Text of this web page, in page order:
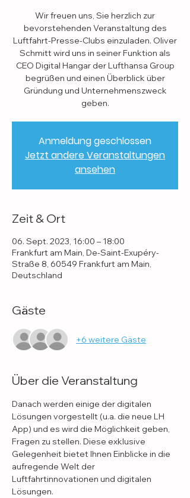
Wir freuen uns, Sie herzlich zur
bevorstehenden Veranstaltung des
Luftfahrt-Presse-Clubs einzuladen. Oliver
Schmitt wird uns in seiner Funktion als
CEO Digital Hangar der Lufthansa Group
begrüßen und einen Überblick über
Gründung und Unternehmenszweck
geben.
Anmeldung geschlossen
Jetzt andere Veranstaltungen
ansehen
Zeit & Ort
06. Sept. 2023, 16:00 – 18:00
Frankfurt am Main, De-Saint-Exupéry-
Straße 8, 60549 Frankfurt am Main,
Deutschland
Gäste
+6 weitere Gäste
Über die Veranstaltung
Danach werden einige der digitalen
Lösungen vorgestellt (u.a. die neue LH
App) und es wird die Möglichkeit geben,
Fragen zu stellen. Diese exklusive
Gelegenheit bietet Ihnen Einblicke in die
aufregende Welt der
Luftfahrtinnovationen und digitalen
Lösungen.